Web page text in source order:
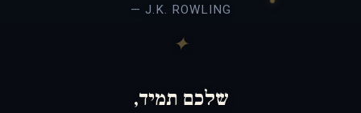
— J.K. ROWLING
שלכם תמיד,